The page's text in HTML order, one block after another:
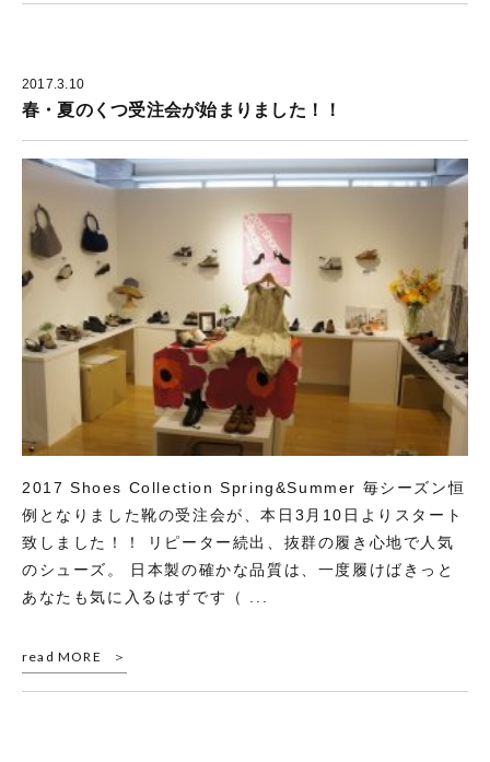
2017.3.10
春・夏のくつ受注会が始まりました！！
2017 Shoes Collection Spring&Summer 毎シーズン恒
例となりました靴の受注会が、本日3月10日よりスタート
致しました！！ リピーター続出、抜群の履き心地で人気
のシューズ。 日本製の確かな品質は、一度履けばきっと
あなたも気に入るはずです（ ...
read MORE